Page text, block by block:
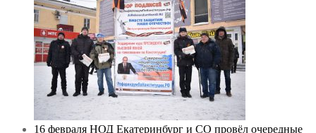
16 февраля НОД Екатеринбург и СО провёл очередные